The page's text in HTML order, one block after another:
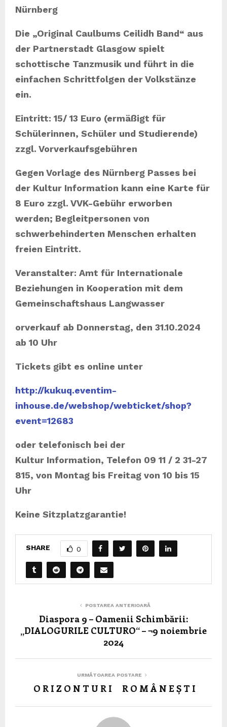
Nürnberg
Die „Original Caulbums Ceilidh Band“ aus
der Partnerstadt Glasgow spielt
schottische Tanzmusik und führt in die
einfachen Schrittfolgen der Volkstänze
ein.
Eintritt: 15/ 13 Euro (ermäßigt für
Schülerinnen, Schüler und Studierende)
zzgl. Vorverkaufsgebühren
Gegen Vorlage des Nürnberg Passes bei
der Kultur Information kann eine Karte für
8 Euro zzgl. VVK-Gebühr erworben
werden; Begleitpersonen von
schwerbehinderten Menschen erhalten
freien Eintritt.
Veranstalter: Amt für Internationale
Beziehungen in Kooperation mit dem
Gemeinschaftshaus Langwasser
orverkauf ab Donnerstag, den 31.10.2024
ab 10 Uhr
Tickets gibt es online unter
http://kukuq.eventim-
inhouse.de/webshop/webticket/shop?
event=12683
oder telefonisch bei der
Kultur Information, Telefon 09 11 / 2 31-27
815, von Montag bis Freitag von 10 bis 15
Uhr
Keine Sitzplatzgarantie!
SHARE 0
POSTAREA ANTERIOARĂ
Diaspora 9 – Oamenii Schimbării:
„DIALOGURILE CULTURO“ – ¬9 noiembrie
2024
URMĂTOAREA POSTARE
O R I Z O N T U R I R O M Â N E Ș T I